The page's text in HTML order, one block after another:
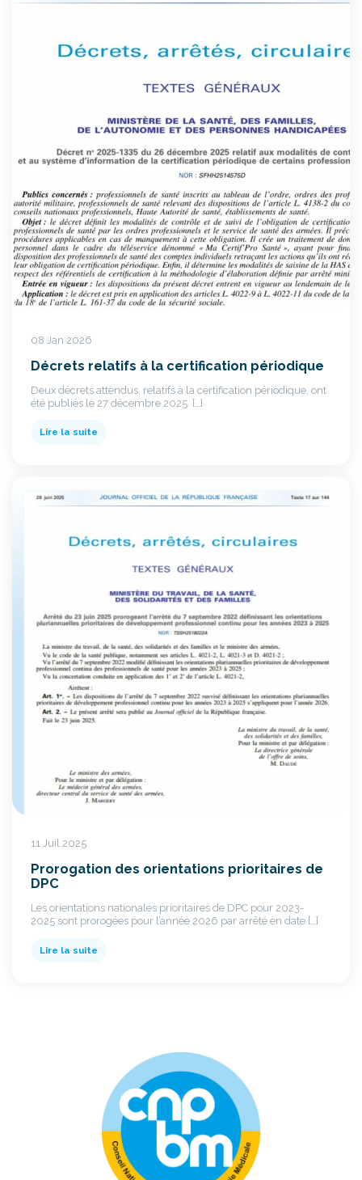
08 Jan 2026
Décrets relatifs à la certification périodique
Deux décrets attendus, relatifs à la certification périodique, ont
été publiés le 27 décembre 2025. […]
Lire la suite
11 Juil 2025
Prorogation des orientations prioritaires de
DPC
Les orientations nationales prioritaires de DPC pour 2023-
2025 sont prorogées pour l’année 2026 par arrêté en date […]
Lire la suite